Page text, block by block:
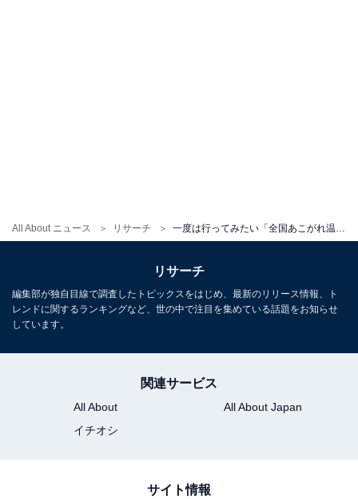
All About ニュース リサーチ 一度は行ってみたい「全国あこがれ温泉地」ランキング！ 2位は山形「銀山温泉」、では1位は？
リサーチ
編集部が独自目線で調査したトピックスをはじめ、最新のリリース情報、ト
レンドに関するランキングなど、世の中で注目を集めている話題をお知らせ
しています。
関連サービス
All About
All About Japan
イチオシ
サイト情報